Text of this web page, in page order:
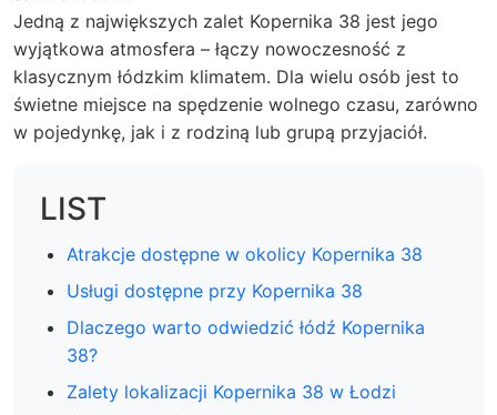
Jedną z największych zalet Kopernika 38 jest jego
wyjątkowa atmosfera – łączy nowoczesność z
klasycznym łódzkim klimatem. Dla wielu osób jest to
świetne miejsce na spędzenie wolnego czasu, zarówno
w pojedynkę, jak i z rodziną lub grupą przyjaciół.
LIST
Atrakcje dostępne w okolicy Kopernika 38
Usługi dostępne przy Kopernika 38
Dlaczego warto odwiedzić łódź Kopernika
38?
Zalety lokalizacji Kopernika 38 w Łodzi